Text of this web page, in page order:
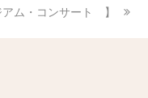
アム・コンサート 】